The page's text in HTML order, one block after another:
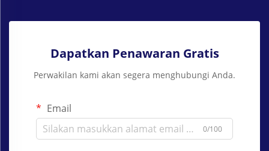
Dapatkan Penawaran Gratis
Perwakilan kami akan segera menghubungi Anda.
Email
0/100